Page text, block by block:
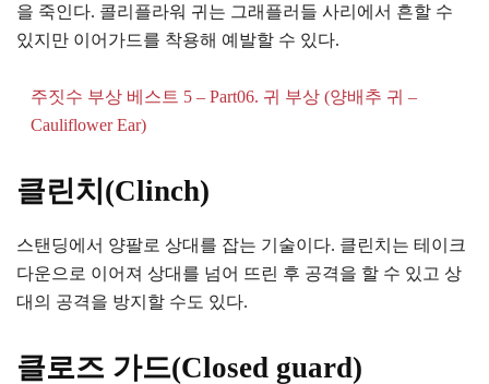
을 죽인다. 콜리플라워 귀는 그래플러들 사리에서 흔할 수
있지만 이어가드를 착용해 예발할 수 있다.
주짓수 부상 베스트 5 – Part06. 귀 부상 (양배추 귀 –
Cauliflower Ear)
클린치(Clinch)
스탠딩에서 양팔로 상대를 잡는 기술이다. 클린치는 테이크
다운으로 이어져 상대를 넘어 뜨린 후 공격을 할 수 있고 상
대의 공격을 방지할 수도 있다.
클로즈 가드(Closed guard)